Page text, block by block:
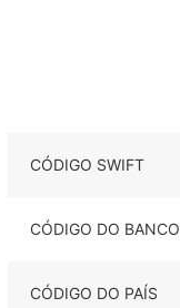
CÓDIGO SWIFT
CÓDIGO DO BANCO
CÓDIGO DO PAÍS